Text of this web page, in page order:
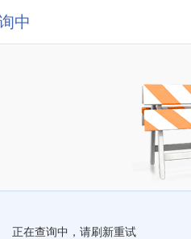
中
正在查询中，请刷新重试